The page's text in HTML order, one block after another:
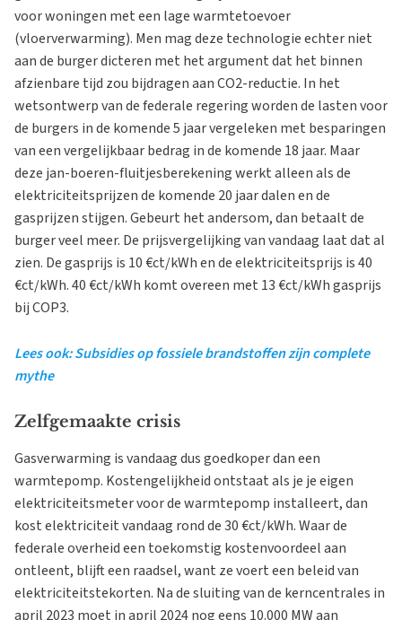
voor woningen met een lage warmtetoevoer
(vloerverwarming). Men mag deze technologie echter niet
aan de burger dicteren met het argument dat het binnen
afzienbare tijd zou bijdragen aan CO2-reductie. In het
wetsontwerp van de federale regering worden de lasten voor
de burgers in de komende 5 jaar vergeleken met besparingen
van een vergelijkbaar bedrag in de komende 18 jaar. Maar
deze jan-boeren-fluitjesberekening werkt alleen als de
elektriciteitsprijzen de komende 20 jaar dalen en de
gasprijzen stijgen. Gebeurt het andersom, dan betaalt de
burger veel meer. De prijsvergelijking van vandaag laat dat al
zien. De gasprijs is 10 €ct/kWh en de elektriciteitsprijs is 40
€ct/kWh. 40 €ct/kWh komt overeen met 13 €ct/kWh gasprijs
bij COP3.
Lees ook: Subsidies op fossiele brandstoffen zijn complete
mythe
Zelfgemaakte crisis
Gasverwarming is vandaag dus goedkoper dan een
warmtepomp. Kostengelijkheid ontstaat als je je eigen
elektriciteitsmeter voor de warmtepomp installeert, dan
kost elektriciteit vandaag rond de 30 €ct/kWh. Waar de
federale overheid een toekomstig kostenvoordeel aan
ontleent, blijft een raadsel, want ze voert een beleid van
elektriciteitstekorten. Na de sluiting van de kerncentrales in
april 2023 moet in april 2024 nog eens 10.000 MW aan